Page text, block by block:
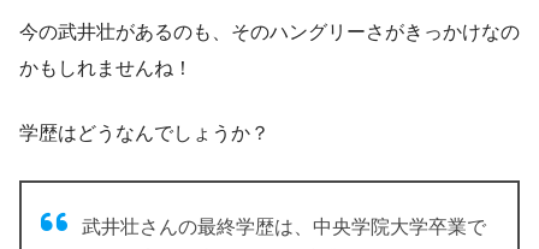
今の武井壮があるのも、そのハングリーさがきっかけなの
かもしれませんね！
学歴はどうなんでしょうか？
武井壮さんの最終学歴は、中央学院大学卒業で